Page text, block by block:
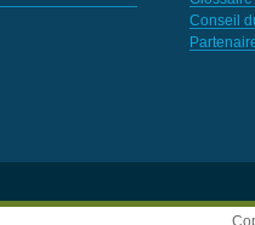
Conseil